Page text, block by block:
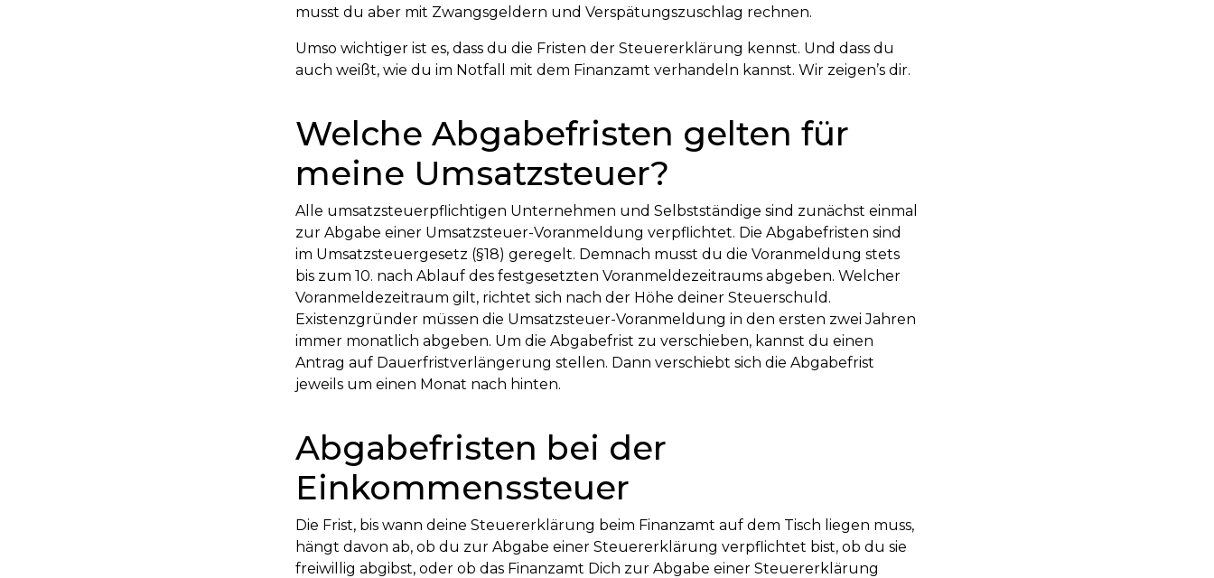
musst du aber mit Zwangsgeldern und Verspätungszuschlag rechnen.
Umso wichtiger ist es, dass du die Fristen der Steuererklärung kennst. Und dass du
auch weißt, wie du im Notfall mit dem Finanzamt verhandeln kannst. Wir zeigen’s dir.
Welche Abgabefristen gelten für
meine Umsatzsteuer?
Alle umsatzsteuerpflichtigen Unternehmen und Selbstständige sind zunächst einmal
zur Abgabe einer Umsatzsteuer-Voranmeldung verpflichtet. Die Abgabefristen sind
im Umsatzsteuergesetz (§18) geregelt. Demnach musst du die Voranmeldung stets
bis zum 10. nach Ablauf des festgesetzten Voranmeldezeitraums abgeben. Welcher
Voranmeldezeitraum gilt, richtet sich nach der Höhe deiner Steuerschuld.
Existenzgründer müssen die Umsatzsteuer-Voranmeldung in den ersten zwei Jahren
immer monatlich abgeben. Um die Abgabefrist zu verschieben, kannst du einen
Antrag auf Dauerfristverlängerung stellen. Dann verschiebt sich die Abgabefrist
jeweils um einen Monat nach hinten.
Abgabefristen bei der
Einkommenssteuer
Die Frist, bis wann deine Steuererklärung beim Finanzamt auf dem Tisch liegen muss,
hängt davon ab, ob du zur Abgabe einer Steuererklärung verpflichtet bist, ob du sie
freiwillig abgibst, oder ob das Finanzamt Dich zur Abgabe einer Steuererklärung